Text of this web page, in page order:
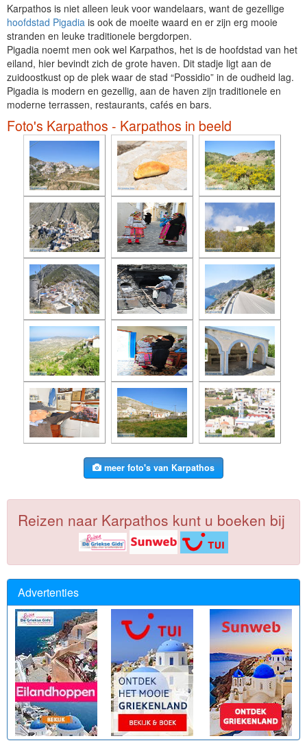
Karpathos is niet alleen leuk voor wandelaars, want de gezellige
hoofdstad Pigadia is ook de moeite waard en er zijn erg mooie
stranden en leuke traditionele bergdorpen.
Pigadia noemt men ook wel Karpathos, het is de hoofdstad van het
eiland, hier bevindt zich de grote haven. Dit stadje ligt aan de
zuidoostkust op de plek waar de stad “Possidio” in de oudheid lag.
Pigadia is modern en gezellig, aan de haven zijn traditionele en
moderne terrassen, restaurants, cafés en bars.
Foto's Karpathos - Karpathos in beeld
meer foto's van Karpathos
Reizen naar Karpathos kunt u boeken bij
Advertenties